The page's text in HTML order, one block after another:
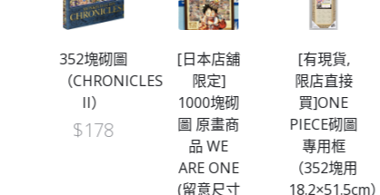
352塊砌圖
（CHRONICLES
II）
$178
[日本店舖
限定]
1000塊砌
圖 原畫商
品 WE
ARE ONE
(留意尺寸
[有現貨,
限店直接
買]ONE
PIECE砌圖
專用框
（352塊用
18.2×51.5cm）